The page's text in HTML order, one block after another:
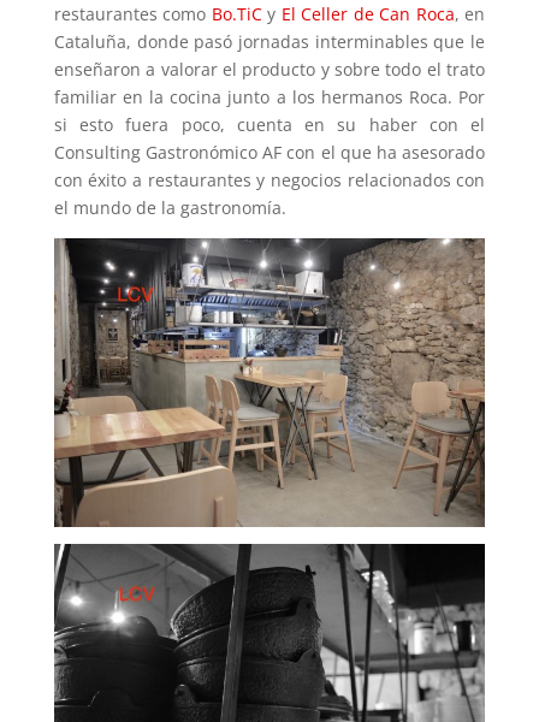
restaurantes como Bo.TiCy El Celler de Can Roca, en
Cataluña, donde pasó jornadas interminables que le
enseñaron a valorar el producto y sobre todo el trato
familiar en la cocina junto a los hermanos Roca. Por
si esto fuera poco, cuenta en su haber con el
Consulting Gastronómico AF con el que ha asesorado
con éxito a restaurantes y negocios relacionados con
el mundo de la gastronomía.